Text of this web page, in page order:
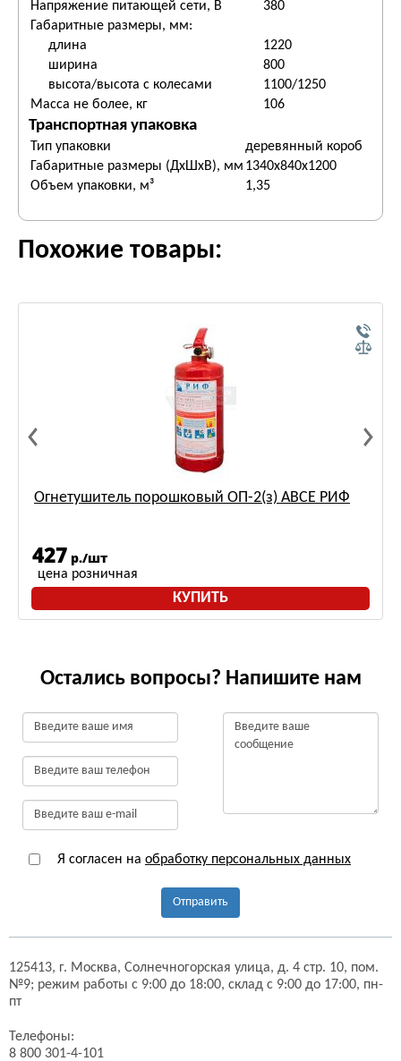
Напряжение питающей сети, В
380
Габаритные размеры, мм:
длина
1220
ширина
800
высота/высота с колесами
1100/1250
Масса не более, кг
106
Транспортная упаковка
Тип упаковки
деревянный короб
Габаритные размеры (ДхШхВ), мм 1340х840х1200
Объем упаковки, м³
1,35
Похожие товары:
Огнетушитель порошковый ОП-2(з) АВСЕ РИФ
427 р./шт
цена розничная
КУПИТЬ
Остались вопросы? Напишите нам
Я согласен на обработку персональных данных
Отправить
125413, г. Москва, Солнечногорская улица, д. 4 стр. 10, пом.
№9; режим работы с 9:00 до 18:00, склад с 9:00 до 17:00, пн-
пт
Телефоны:
8 800 301-4-101